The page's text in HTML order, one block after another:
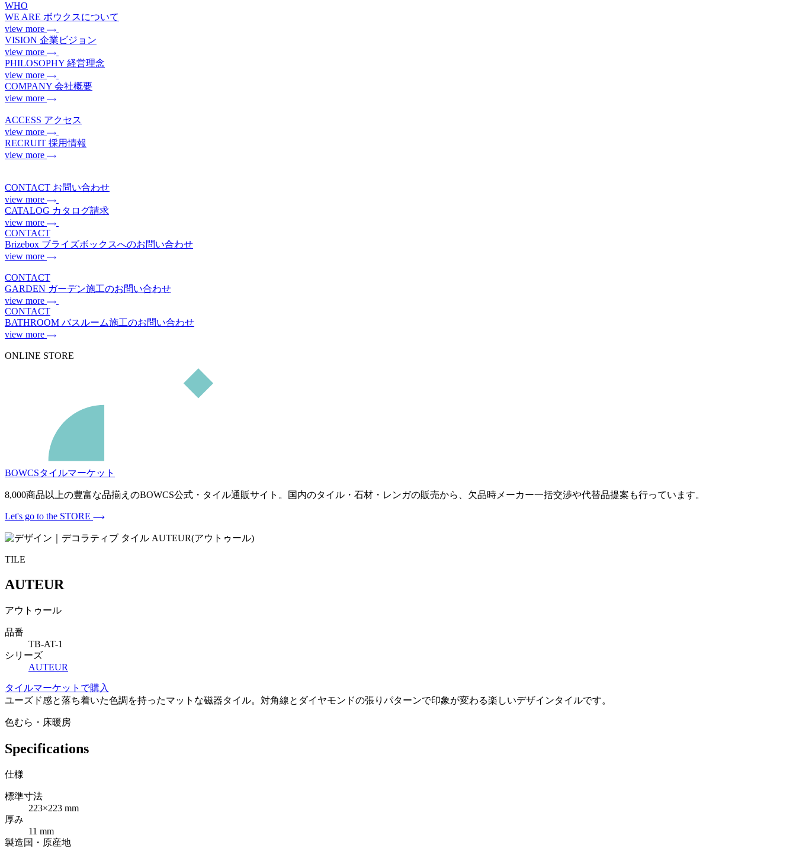
WHO
WE ARE ボウクスについて
view more
VISION 企業ビジョン
view more
PHILOSOPHY 経営理念
view more
COMPANY 会社概要
view more
ACCESS アクセス
view more
RECRUIT 採用情報
view more
CONTACT お問い合わせ
view more
CATALOG カタログ請求
view more
CONTACT
Brizebox ブライズボックスへのお問い合わせ
view more
CONTACT
GARDEN ガーデン施工のお問い合わせ
view more
CONTACT
BATHROOM バスルーム施工のお問い合わせ
view more
ONLINE STORE
BOWCSタイルマーケット
8,000商品以上の豊富な品揃えのBOWCS公式・タイル通販サイト。国内のタイル・石材・レンガの販売から、欠品時メーカー一括交渉や代替品提案も行っています。
Let's go to the STORE
TILE
AUTEUR
アウトゥール
品番
TB-AT-1
シリーズ
AUTEUR
タイルマーケットで購入
ユーズド感と落ち着いた色調を持ったマットな磁器タイル。対角線とダイヤモンドの張りパターンで印象が変わる楽しいデザインタイルです。
色むら・床暖房
Specifications
仕様
標準寸法
223×223 mm
厚み
11 mm
製造国・原産地